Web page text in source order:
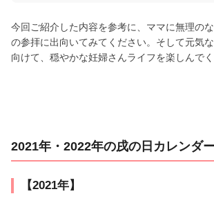
今回ご紹介した内容を参考に、ママに無理の
の参拝に出向いてみてください。そして元気
向けて、穏やかな妊婦さんライフを楽しんでく
2021年・2022年の戌の日カレンダ
【2021年】